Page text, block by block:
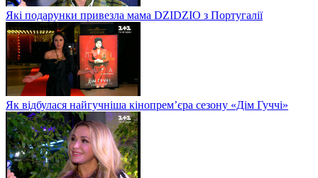
Які подарунки привезла мама DZIDZIO з Португалії
Як відбулася найгучніша кінопрем’єра сезону «Дім Гуччі»